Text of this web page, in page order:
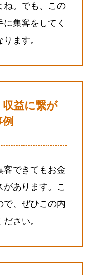
ね。でも、この
集客をしてく
ます。
益に繋が
客できてもお金
あります。こ
で、ぜひこの内
さい。